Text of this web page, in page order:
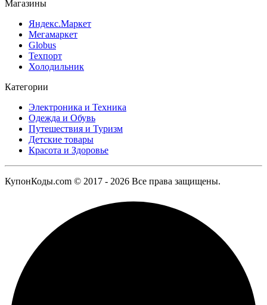
Магазины
Яндекс.Маркет
Мегамаркет
Globus
Техпорт
Холодильник
Категории
Электроника и Техника
Одежда и Обувь
Путешествия и Туризм
Детские товары
Красота и Здоровье
КупонКоды.com © 2017 - 2026 Все права защищены.